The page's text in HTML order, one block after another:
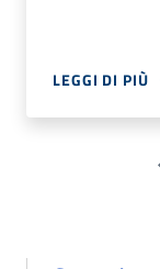
LEGGI DI PIÙ